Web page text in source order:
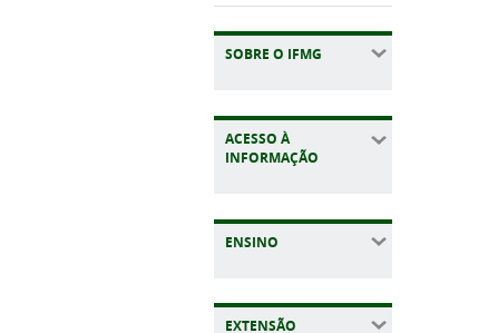
SOBRE O IFMG
ACESSO À
INFORMAÇÃO
ENSINO
EXTENSÃO